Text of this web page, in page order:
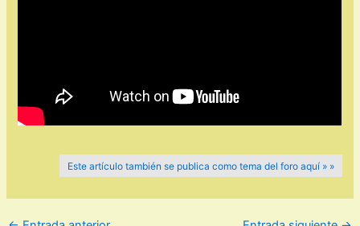
Este artículo también se publica como tema del foro aquí » »